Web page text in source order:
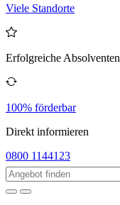
Viele Standorte
Erfolgreiche Absolventen
100% förderbar
Direkt informieren
0800 1144123